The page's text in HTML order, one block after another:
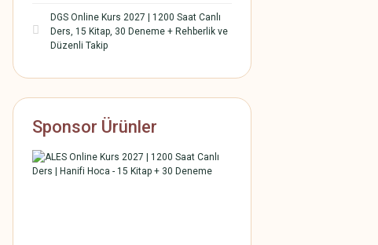
DGS Online Kurs 2027 | 1200 Saat Canlı
Ders, 15 Kitap, 30 Deneme + Rehberlik ve
Düzenli Takip
Sponsor Ürünler